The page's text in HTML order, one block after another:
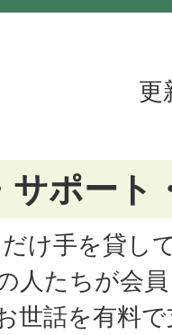
更
サポート
け手を貸し
人たちが会
世話を有料